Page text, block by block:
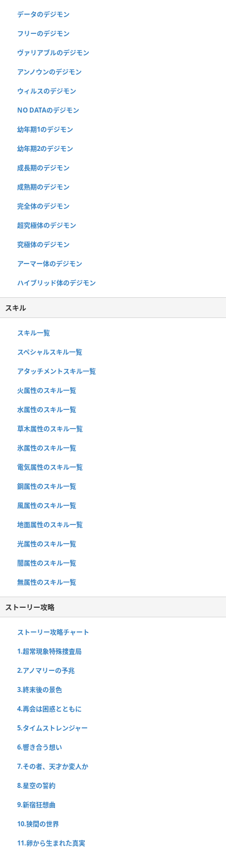
データのデジモン
フリーのデジモン
ヴァリアブルのデジモン
アンノウンのデジモン
ウィルスのデジモン
NO DATAのデジモン
幼年期1のデジモン
幼年期2のデジモン
成長期のデジモン
成熟期のデジモン
完全体のデジモン
超究極体のデジモン
究極体のデジモン
アーマー体のデジモン
ハイブリッド体のデジモン
スキル
スキル一覧
スペシャルスキル一覧
アタッチメントスキル一覧
火属性のスキル一覧
水属性のスキル一覧
草木属性のスキル一覧
氷属性のスキル一覧
電気属性のスキル一覧
鋼属性のスキル一覧
風属性のスキル一覧
地面属性のスキル一覧
光属性のスキル一覧
闇属性のスキル一覧
無属性のスキル一覧
ストーリー攻略
ストーリー攻略チャート
1.超常現象特殊捜査局
2.アノマリーの予兆
3.終末後の景色
4.再会は困惑とともに
5.タイムストレンジャー
6.響き合う想い
7.その者、天才か変人か
8.星空の誓約
9.新宿狂想曲
10.狭間の世界
11.卵から生まれた真実